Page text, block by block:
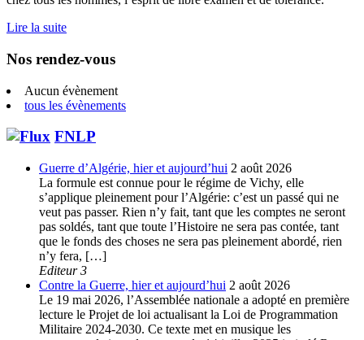
Lire la suite
Nos rendez-vous
Aucun évènement
tous les évènements
FNLP
Guerre d’Algérie, hier et aujourd’hui 2 août 2026
La formule est connue pour le régime de Vichy, elle
s’applique pleinement pour l’Algérie: c’est un passé qui ne
veut pas passer. Rien n’y fait, tant que les comptes ne seront
pas soldés, tant que toute l’Histoire ne sera pas contée, tant
que le fonds des choses ne sera pas pleinement abordé, rien
n’y fera, […]
Editeur 3
Contre la Guerre, hier et aujourd’hui 2 août 2026
Le 19 mai 2026, l’Assemblée nationale a adopté en première
lecture le Projet de loi actualisant la Loi de Programmation
Militaire 2024-2030. Ce texte met en musique les